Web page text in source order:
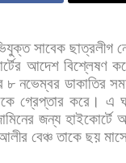
সাবেক ছাত্রলীগ
আদেশ বিশ্লেষণ
৮ নভেম্বর ডাকাতির
গ্রেপ্তার করে। এ
জন্য হাইকোর্টে
বেঞ্চ তাকে ছয়